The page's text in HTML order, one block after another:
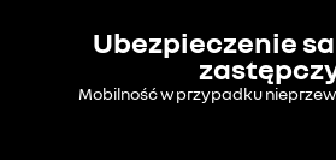
Ubezpieczenie
Mobilność w przypadku